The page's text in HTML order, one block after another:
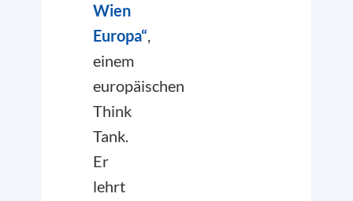
Wien
Europa“,
einem
europäischen
Think
Tank.
Er
lehrt